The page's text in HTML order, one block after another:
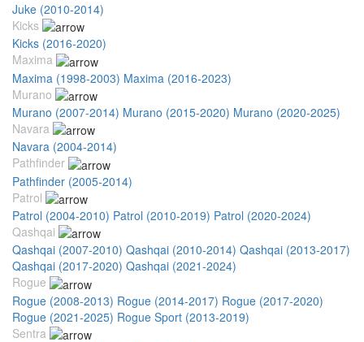
Juke (2010-2014)
Kicks
Kicks (2016-2020)
Maxima
Maxima (1998-2003) Maxima (2016-2023)
Murano
Murano (2007-2014) Murano (2015-2020) Murano (2020-2025)
Navara
Navara (2004-2014)
Pathfinder
Pathfinder (2005-2014)
Patrol
Patrol (2004-2010) Patrol (2010-2019) Patrol (2020-2024)
Qashqai
Qashqai (2007-2010) Qashqai (2010-2014) Qashqai (2013-2017)
Qashqai (2017-2020) Qashqai (2021-2024)
Rogue
Rogue (2008-2013) Rogue (2014-2017) Rogue (2017-2020)
Rogue (2021-2025) Rogue Sport (2013-2019)
Sentra